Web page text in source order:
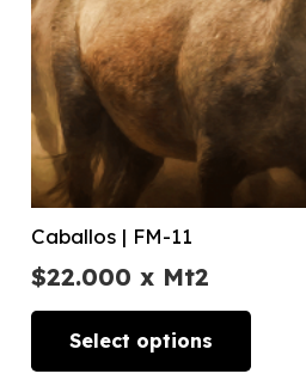
Caballos | FM-11
$22.000 x Mt2
Select options